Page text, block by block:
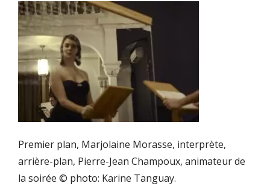
Premier plan, Marjolaine Morasse, interprète,
arrière-plan, Pierre-Jean Champoux, animateur de
la soirée © photo: Karine Tanguay.